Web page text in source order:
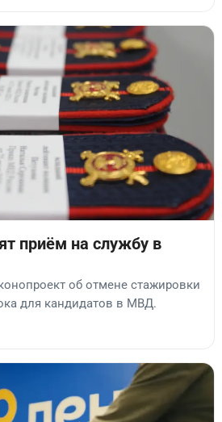
приём на службу в
об отмене стажировки
для кандидатов в МВД.